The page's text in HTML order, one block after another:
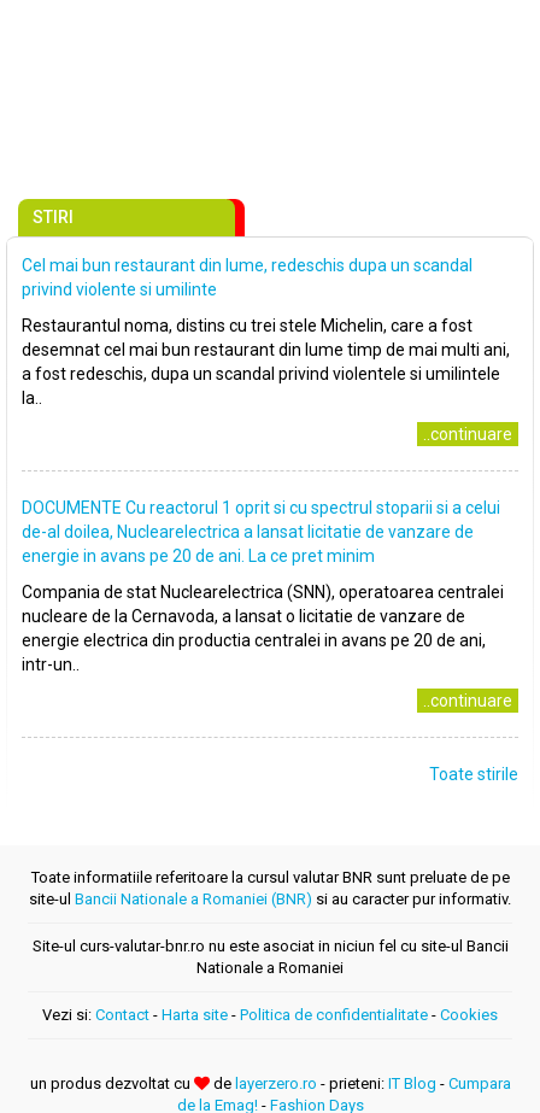
STIRI
Cel mai bun restaurant din lume, redeschis dupa un scandal
privind violente si umilinte
Restaurantul noma, distins cu trei stele Michelin, care a fost
desemnat cel mai bun restaurant din lume timp de mai multi ani,
a fost redeschis, dupa un scandal privind violentele si umilintele
la..
..continuare
DOCUMENTE Cu reactorul 1 oprit si cu spectrul stoparii si a celui
de-al doilea, Nuclearelectrica a lansat licitatie de vanzare de
energie in avans pe 20 de ani. La ce pret minim
Compania de stat Nuclearelectrica (SNN), operatoarea centralei
nucleare de la Cernavoda, a lansat o licitatie de vanzare de
energie electrica din productia centralei in avans pe 20 de ani,
intr-un..
..continuare
Toate stirile
Toate informatiile referitoare la cursul valutar BNR sunt preluate de pe
site-ul Bancii Nationale a Romaniei (BNR) si au caracter pur informativ.
Site-ul curs-valutar-bnr.ro nu este asociat in niciun fel cu site-ul Bancii
Nationale a Romaniei
Vezi si: Contact - Harta site - Politica de confidentialitate - Cookies
un produs dezvoltat cu de layerzero.ro - prieteni: IT Blog - Cumpara
de la Emag!- Fashion Days